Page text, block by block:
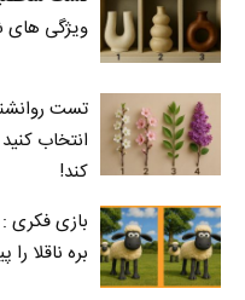
ویژگی های
تست
انتخاب
کند!
بره ناقلا را